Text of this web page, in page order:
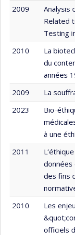
2009
Analysis
Related
Testing
2010
La
du
années
2009
La
2023
Bio-
à une
2011
données
des fins
2010
Les
officiels